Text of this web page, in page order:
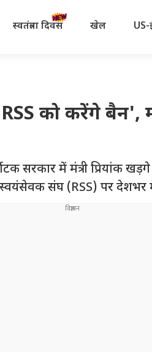
स्वतंत्रता दिवस खेल US-
RSS को करेंगे
सरकार में मंत्री प्रियांक
स्वयंसेवक संघ (RSS) पर